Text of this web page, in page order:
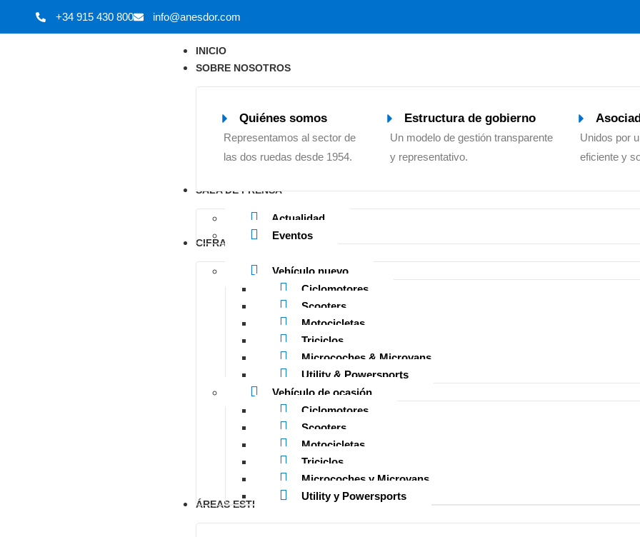
+34 915 430 800 info@anesdor.com
INICIO
SOBRE NOSOTROS
Quiénes somos
Representamos al sector de
las dos ruedas desde 1954.
Estructura de gobierno
Un modelo de gestión transparente
y representativo.
Unidos por
eficiente y
SALA DE PRENSA
Actualidad
Eventos
CIFRAS DEL SECTOR
Vehículo nuevo
Ciclomotores
Scooters
Motocicletas
Triciclos
Microcoches & Microvans
Utility & Powersports
Vehículo de ocasión
Ciclomotores
Scooters
Motocicletas
Triciclos
Microcoches y Microvans
Utility y Powersports
ÁREAS ESTRATÉGICAS